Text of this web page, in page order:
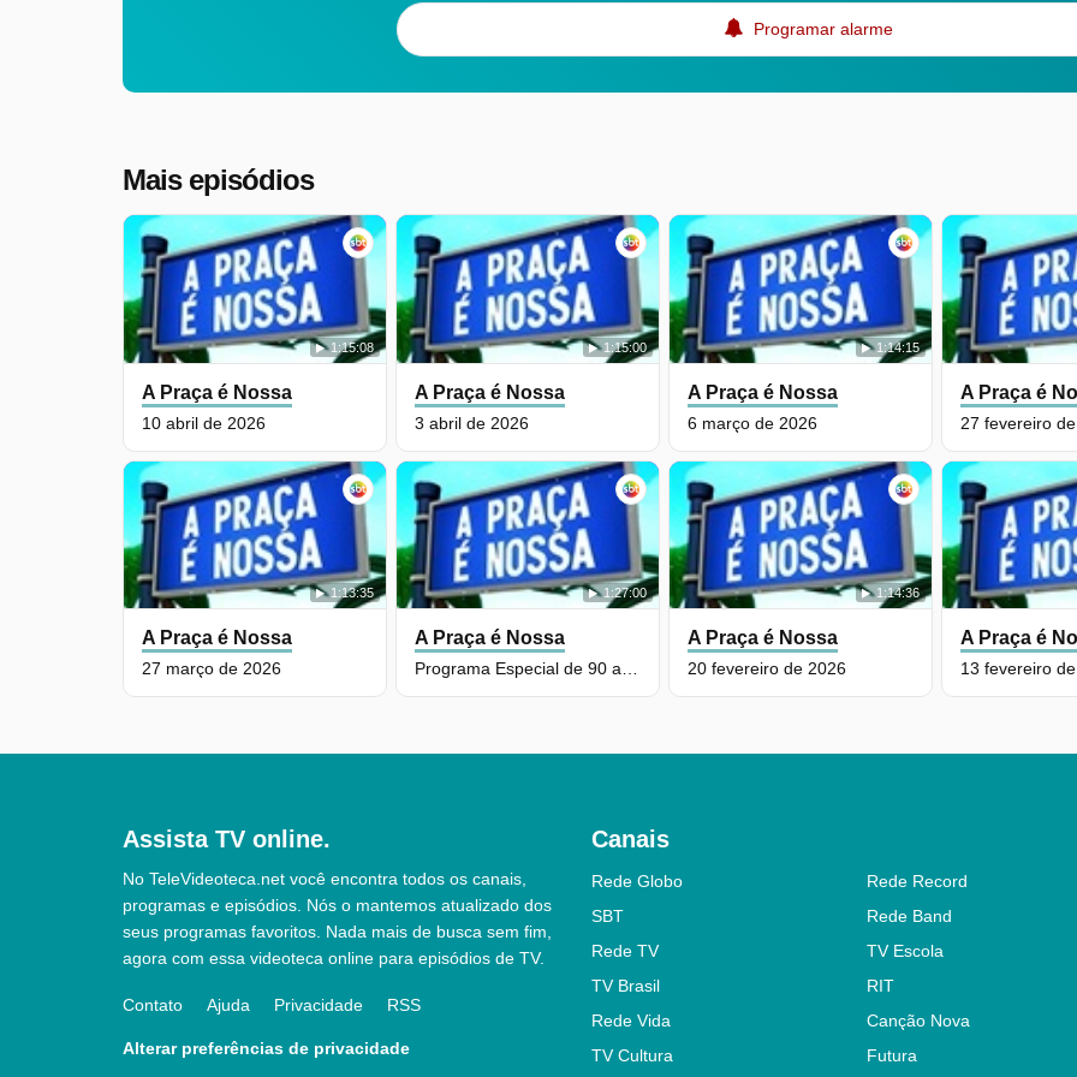
Programar alarme
Mais episódios
1:15:08
A Praça é Nossa
10 abril de 2026
1:15:00
A Praça é Nossa
3 abril de 2026
1:13:35
A Praça é Nossa
27 março de 2026
1:27:00
A Praça é Nossa
1:14:15
A Praça é Nossa
6 março de 2026
A Praça é
27 fevereiro
1:14:36
A Praça é Nossa
20 fevereiro de 2026
A Praça é
13 fevereiro
Assista TV online.
No TeleVideoteca.net você encontra todos os canais,
programas e episódios. Nós o mantemos atualizado dos
seus programas favoritos. Nada mais de busca sem fim,
agora com essa videoteca online para episódios de TV.
Contato Ajuda Privacidade RSS
Alterar preferências de privacidade
Canais
Rede Globo
Rede Record
SBT
Rede Band
Rede TV
TV Escola
TV Brasil
RIT
Rede Vida
Canção Nova
TV Cultura
Futura